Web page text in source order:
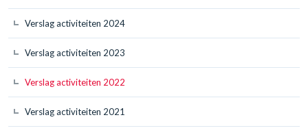
Verslag activiteiten 2024
Verslag activiteiten 2023
Verslag activiteiten 2022
Verslag activiteiten 2021